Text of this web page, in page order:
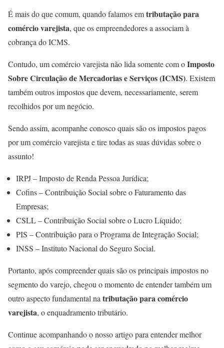
É mais do que comum, quando falamos emtributação para
comércio varejista, que os empreendedores a associam à
cobrança do ICMS.
Contudo, um comércio varejista não lida somente com oImposto
Sobre Circulação de Mercadorias e Serviços (ICMS). Existem
também outros impostos que devem, necessariamente, serem
recolhidos por um negócio.
Sendo assim, acompanhe conosco quais são os impostos pagos
por um comércio varejista e tire todas as suas dúvidas sobre o
assunto!
IRPJ – Imposto de Renda Pessoa Jurídica;
Cofins – Contribuição Social sobre o Faturamento das
Empresas;
CSLL – Contribuição Social sobre o Lucro Líquido;
PIS – Contribuição para o Programa de Integração Social;
INSS – Instituto Nacional do Seguro Social.
Portanto, após compreender quais são os principais impostos no
segmento do varejo, chegou o momento de entender também um
outro aspecto fundamental na tributação para comércio
varejista, o enquadramento tributário.
Continue acompanhando o nosso artigo para entender melhor